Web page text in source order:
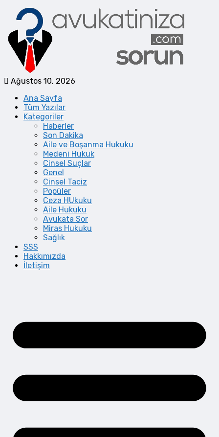
Ağustos 10, 2026
Ana Sayfa
Tüm Yazılar
Kategoriler
Haberler
Son Dakika
Aile ve Boşanma Hukuku
Medeni Hukuk
Cinsel Suçlar
Genel
Cinsel Taciz
Popüler
Ceza HUkuku
Aile Hukuku
Avukata Sor
Miras Hukuku
Sağlık
SSS
Hakkımızda
İletişim